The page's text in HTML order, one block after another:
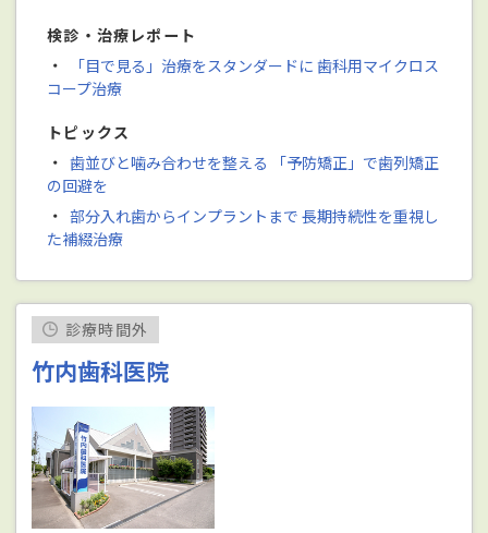
検診・治療レポート
・
「目で見る」治療をスタンダードに ⻭科用マイクロス
コープ治療
トピックス
・ 歯並びと噛み合わせを整える 「予防矯正」で歯列矯正
の回避を
・ 部分入れ歯からインプラントまで ⻑期持続性を重視し
た補綴治療
診療時間外
竹内歯科医院